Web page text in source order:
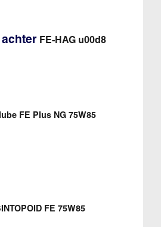
achter FE-HAG u00d8
FE Plus NG 75W85
FE 75W85